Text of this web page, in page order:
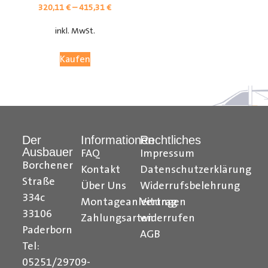
Citroen Berlingo Radkastenschutz, Citroen Jumpy
Radkastenschutz, Citroen Jumper Radkastenschutz,
Citroen Nemo Radkastenschutz, Dacia Dokker
Radkastenschutz, Fiat Doblo Cargo Radkastenschutz,
Fiat Scudo Radkastenschutz, Fiat Ducato
Radkastenschutz, Fiat Fiorino Radkastenschutz, Fiat
Talento Radkastenschutz, Ford Transit Courier
Radkastenschutz, Ford Connect Radkastenschutz, Ford
320,11€–415,31€
inkl. MwSt.
Kaufen
Der
Ausbauer
Borchener
Straße
334c
33106
Paderborn
Tel:
05251/29709-
Informationen
FAQ
Kontakt
Über Uns
Montageanleitungen
Zahlungsarten
Rechtliches
Impressum
Datenschutzerklärung
Widerrufsbelehrung
Vertrag
widerrufen
AGB